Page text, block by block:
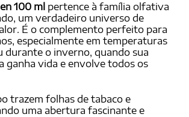
100 ml pertence à família olfativa
um verdadeiro universo de
É o complemento perfeito para
especialmente em temperaturas
durante o inverno, quando sua
ganha vida e envolve todos os
trazem folhas de tabaco e
uma abertura fascinante e